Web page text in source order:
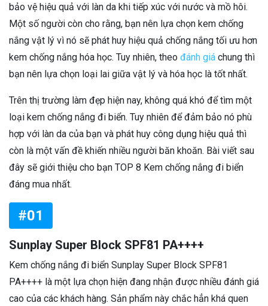
bảo vệ hiệu quả với làn da khi tiếp xúc với nước và mồ hôi.
Một số người còn cho rằng, bạn nên lựa chọn kem chống
nắng vật lý vì nó sẽ phát huy hiệu quả chống nắng tối ưu hơn
kem chống nắng hóa học. Tuy nhiên, theo đánh giá chung thì
bạn nên lựa chọn loại lai giữa vật lý và hóa học là tốt nhất.
Trên thị trường làm đẹp hiện nay, không quá khó để tìm một
loại kem chống nắng đi biển. Tuy nhiên để đảm bảo nó phù
hợp với làn da của bạn và phát huy công dụng hiệu quả thì
còn là một vấn đề khiến nhiều người băn khoăn. Bài viết sau
đây sẽ giới thiệu cho bạn TOP 8 Kem chống nắng đi biển
đáng mua nhất.
#01
Sunplay Super Block SPF81 PA++++
Kem chống nắng đi biển Sunplay Super Block SPF81
PA++++ là một lựa chọn hiện đang nhận được nhiều đánh giá
cao của các khách hàng. Sản phẩm này chắc hẳn khá quen